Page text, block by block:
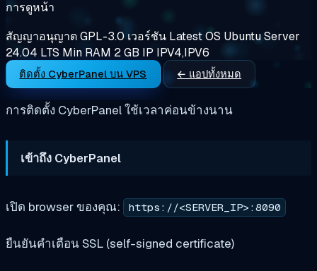
การดูหน้า
สัญญาอนุญาตGPL-3.0 เวอร์ชัน LatestOS Ubuntu Server
24.04 LTS Min RAM 2 GB IP IPV4,IPV6
ติดตั้ง CyberPanel บน VPS ← แอปทั้งหมด
การติดตั้ง CyberPanel ใช้เวลาค่อนข้างนาน
เข้าถึง CyberPanel
เปิด browser ของคุณ: https://<SERVER_IP>:8090
ยืนยันคำเตือน SSL (self-signed certificate)